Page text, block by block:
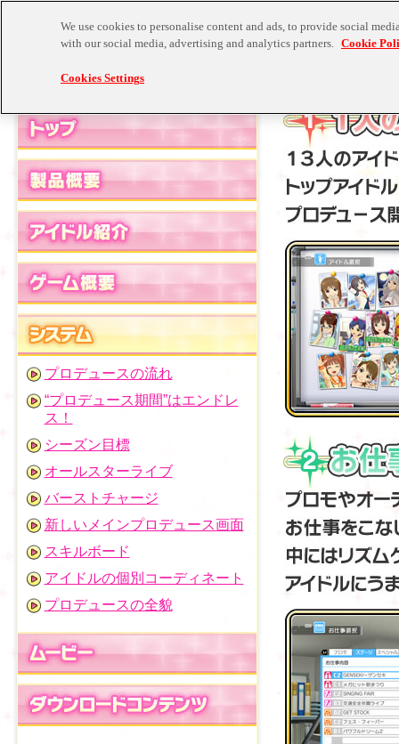
プロデュースの流れ
“プロデュース期間”はエンドレ
ス！
シーズン目標
オールスターライブ
バーストチャージ
新しいメインプロデュース画面
スキルボード
アイドルの個別コーディネート
プロデュースの全貌
We use cookies to personalise content and ads, to provide social
with our social media, advertising and analytics partners. Cookie
Cookies Settings